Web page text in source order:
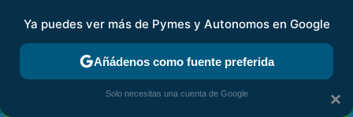
FISCALIDAD Y CONTABILIDAD KIT DIGITAL RENTA
×
Ya puedes ver más de Pymes y Autonomos en Google
Añádenos como fuente preferida
Solo necesitas una cuenta de Google